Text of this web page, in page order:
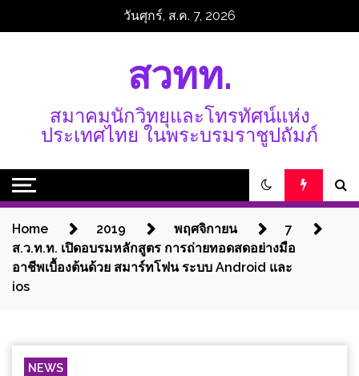
วันศุกร์, ส.ค. 7, 2026
สวทท.
สมาคมนักวิทยุและโทรทัศน์แห่ง
ประเทศไทย ในพระบรมราชูปถัมภ์
Home 2019 พฤศจิกายน
7
ส.ว.ท.ท. เปิดอบรมหลักสูตร การถ่ายทอดสดอย่างมือ
อาชีพเบื้องต้นด้วย สมาร์ทโฟน ระบบ Android และ
ios
NEWS